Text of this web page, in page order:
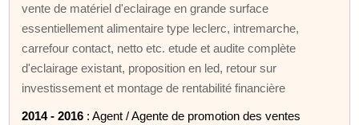
vente de matériel d'eclairage en grande surface
essentiellement alimentaire type leclerc, intremarche,
carrefour contact, netto etc. etude et audite complète
d'eclairage existant, proposition en led, retour sur
investissement et montage de rentabilité financière
2014 - 2016 : Agent / Agente de promotion des ventes